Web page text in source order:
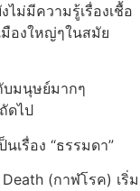
ม่มีความรู้เรื่องเชื้อ
มืองใหญ่ๆในสมัย
บมนุษย์มากๆ
ดไป
เรื่อง “ธรรมดา”
(กาฬโรค) เริ่ม